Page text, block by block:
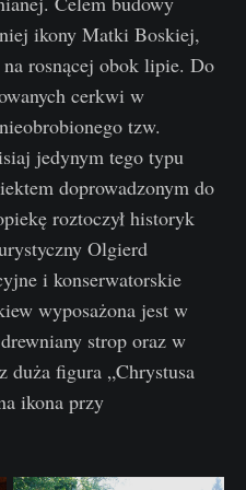
ikony Matki Boskiej,
rosnącej obok lipie. Do
cerkwi w
tzw.
jedynym tego typu
doprowadzonym do
roztoczył historyk
Olgierd
i konserwatorskie
wyposażona jest w
strop oraz w
duża figura „Chrystusa
ikona przy